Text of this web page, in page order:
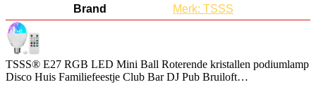
Brand
Merk: TSSS
TSSS® E27 RGB LED Mini Ball Roterende kristallen podiumlamp
Disco Huis Familiefeestje Club Bar DJ Pub Bruiloft…